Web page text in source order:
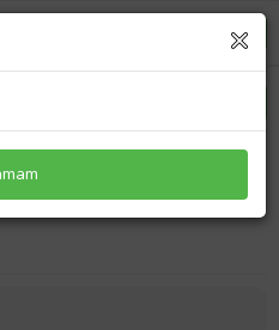
Kedi